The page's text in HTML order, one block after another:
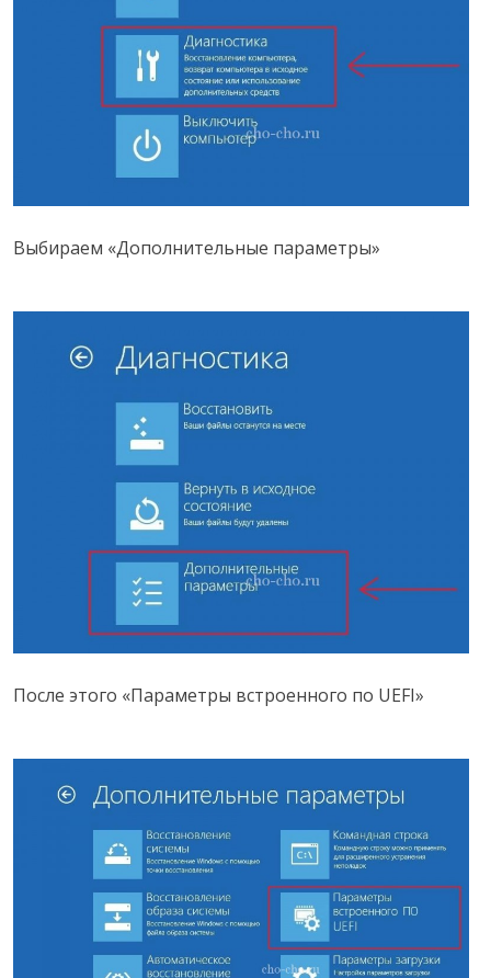
Выбираем «Дополнительные параметры»
После этого «Параметры встроенного по UEFI»